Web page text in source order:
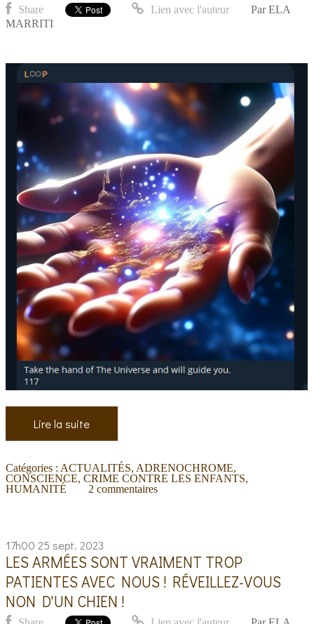
Share Lien avec l'auteur Par ELA
MARRITI
Lire la suite
Catégories : ACTUALITÉS, ADRENOCHROME,
CONSCIENCE,CRIME CONTRE LES ENFANTS,
HUMANITÉ
2 commentaires
17h00 25 sept. 2023
LES ARMÉES SONT VRAIMENT TROP
PATIENTES AVEC NOUS ! RÉVEILLEZ-VOUS
NON D'UN CHIEN !